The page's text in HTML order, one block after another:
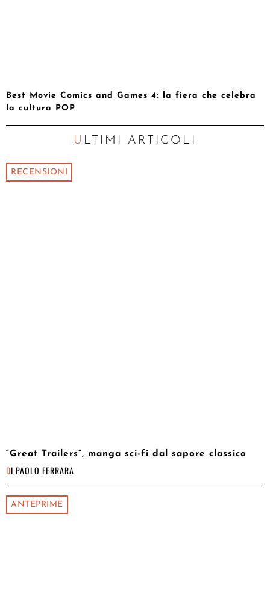
Best Movie Comics and Games 4: la fiera che celebra
la cultura POP
ULTIMI ARTICOLI
RECENSIONI
“Great Trailers”, manga sci-fi dal sapore classico
DI PAOLO FERRARA
ANTEPRIME